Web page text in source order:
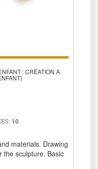
: CRÉATION À
10
materials. Drawing
the sculpture. Basic